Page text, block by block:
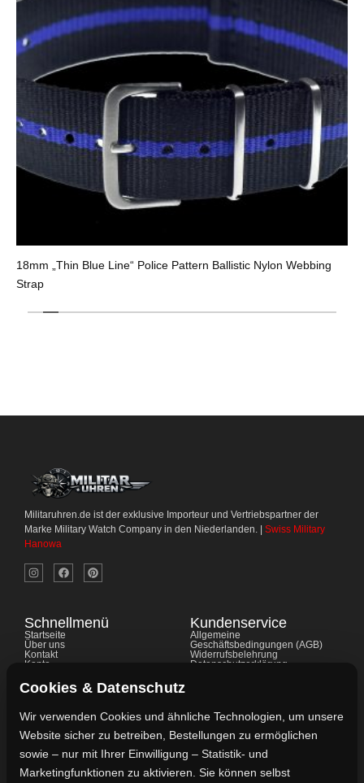
18mm „Thin Blue Line“ Police Pattern Ballistic Nylon Webbing
Strap
Militaruhren.de ist der exklusive Importeur und Vertriebspartner der
Marke Military Watch Company in den Niederlanden. | Swiss Military
Hanowa
Schnellmenü
Startseite
Über uns
Kontakt
Konto
FAQ's
Ratgeber
Kundenservice
Allgemeine
Geschäftsbedingungen (AGB)
Widerrufsbelehrung
Datenschutzerklärung
Kontaktdaten
Vertreten durch:
Cookies & Datenschutz
Wir verwenden Cookies und ähnliche Technologien, um unsere
Website sicher zu betreiben, Bestellungen zu ermöglichen
sowie – nur mit Ihrer Einwilligung – Statistik- und
Marketingfunktionen zu aktivieren. Sie können selbst